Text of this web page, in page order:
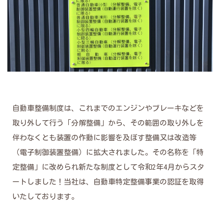
自動車整備制度は、これまでのエンジンやブレーキなどを
取り外して行う「分解整備」から、その範囲の取り外しを
伴わなくとも装置の作動に影響を及ぼす整備又は改造等
（電子制御装置整備）に拡大されました。その名称を「特
定整備」に改められ新たな制度として令和2年4月からスタ
ートしました！当社は、自動車特定整備事業の認証を取得
いたしております。